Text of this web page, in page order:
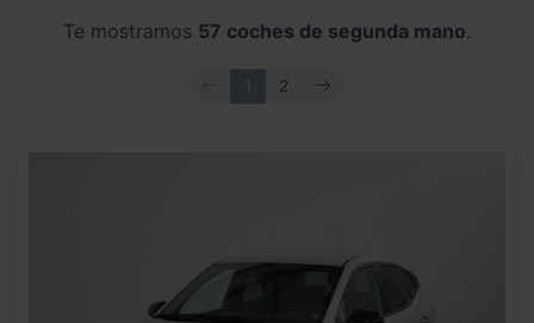
Te mostramos 57 coches de segunda mano.
ANTERIOR
2 SIGUIENTE